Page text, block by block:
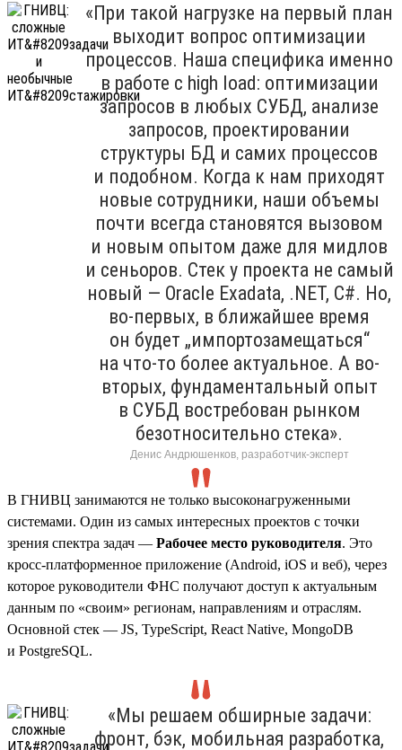
«При такой нагрузке на первый план
выходит вопрос оптимизации
процессов. Наша специфика именно
в работе с high load: оптимизации
запросов в любых СУБД, анализе
запросов, проектировании
структуры БД и самих процессов
и подобном. Когда к нам приходят
новые сотрудники, наши объемы
почти всегда становятся вызовом
и новым опытом даже для мидлов
и сеньоров. Стек у проекта не самый
новый — Oracle Exadata, .NET, C#. Но,
во-первых, в ближайшее время
он будет „импортозамещаться“
на что-то более актуальное. А во-
вторых, фундаментальный опыт
в СУБД востребован рынком
безотносительно стека».
Денис Андрюшенков, разработчик-эксперт
В ГНИВЦ занимаются не только высоконагруженными
системами. Один из самых интересных проектов с точки
зрения спектра задач — Рабочее место руководителя. Это
кросс-платформенное приложение (Android, iOS и веб), через
которое руководители ФНС получают доступ к актуальным
данным по «своим» регионам, направлениям и отраслям.
Основной стек — JS, TypeScript, React Native, MongoDB
и PostgreSQL.
«Мы решаем обширные задачи:
фронт, бэк, мобильная разработка,